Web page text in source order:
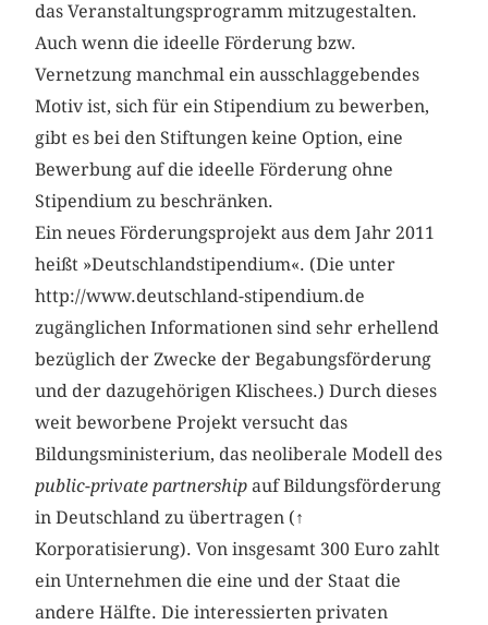
das Veranstaltungsprogramm mitzugestalten.
Auch wenn die ideelle Förderung bzw.
Vernetzung manchmal ein ausschlaggebendes
Motiv ist, sich für ein Stipendium zu bewerben,
gibt es bei den Stiftungen keine Option, eine
Bewerbung auf die ideelle Förderung ohne
Stipendium zu beschränken.
Ein neues Förderungsprojekt aus dem Jahr 2011
heißt »Deutschlandstipendium«. (Die unter
http://www.deutschland-stipendium.de
zugänglichen Informationen sind sehr erhellend
bezüglich der Zwecke der Begabungsförderung
und der dazugehörigen Klischees.) Durch dieses
weit beworbene Projekt versucht das
Bildungsministerium, das neoliberale Modell des
public-private partnership auf Bildungsförderung
in Deutschland zu übertragen (↑
Korporatisierung). Von insgesamt 300 Euro zahlt
ein Unternehmen die eine und der Staat die
andere Hälfte. Die interessierten privaten